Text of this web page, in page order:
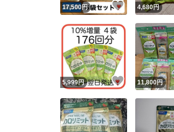
17,500円 いいね！
4,680円
5,999円 いいね！
11,800円